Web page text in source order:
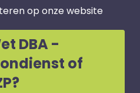
op onze website
DBA -
of